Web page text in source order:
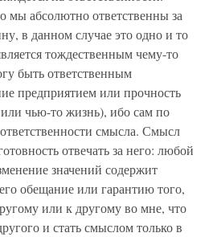
мы абсолютно ответственны за
в данном случае это одно и то
тождественным чему-то
быть ответственным
предприятием или прочность
или чью-то жизнь), ибо сам по
смысла. Смысл
отвечать за него: любой
значений содержит
обещание или гарантию того,
или к другому во мне, что
и стать смыслом только в